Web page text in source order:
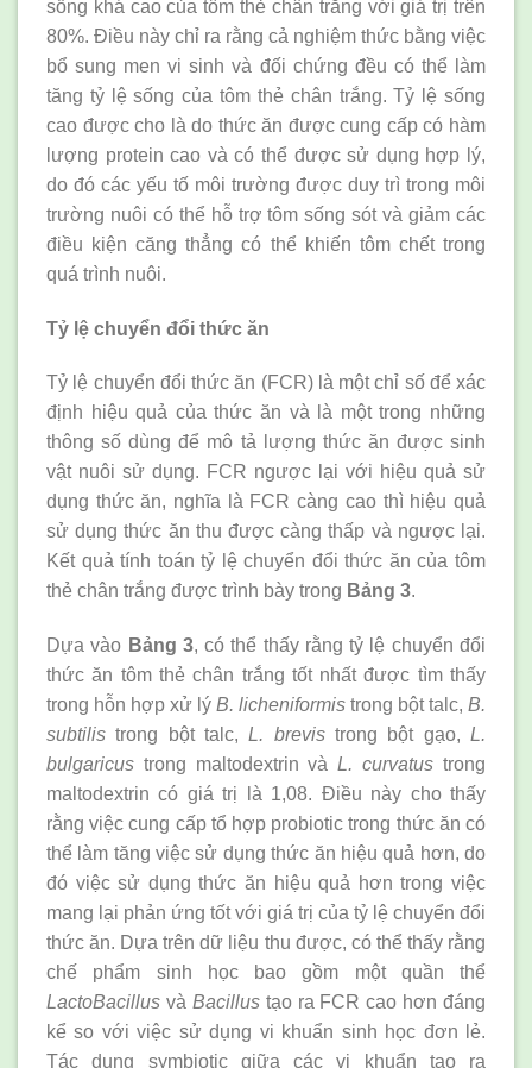
sống khá cao của tôm thẻ chân trắng với giá trị trên
80%. Điều này chỉ ra rằng cả nghiệm thức bằng việc
bổ sung men vi sinh và đối chứng đều có thể làm
tăng tỷ lệ sống của tôm thẻ chân trắng. Tỷ lệ sống
cao được cho là do thức ăn được cung cấp có hàm
lượng protein cao và có thể được sử dụng hợp lý,
do đó các yếu tố môi trường được duy trì trong môi
trường nuôi có thể hỗ trợ tôm sống sót và giảm các
điều kiện căng thẳng có thể khiến tôm chết trong
quá trình nuôi.
Tỷ lệ chuyển đổi thức ăn
Tỷ lệ chuyển đổi thức ăn (FCR) là một chỉ số để xác
định hiệu quả của thức ăn và là một trong những
thông số dùng để mô tả lượng thức ăn được sinh
vật nuôi sử dụng. FCR ngược lại với hiệu quả sử
dụng thức ăn, nghĩa là FCR càng cao thì hiệu quả
sử dụng thức ăn thu được càng thấp và ngược lại.
Kết quả tính toán tỷ lệ chuyển đổi thức ăn của tôm
thẻ chân trắng được trình bày trong Bảng 3.
Dựa vào Bảng 3, có thể thấy rằng tỷ lệ chuyển đổi
thức ăn tôm thẻ chân trắng tốt nhất được tìm thấy
trong hỗn hợp xử lý B. licheniformis trong bột talc, B.
subtilis trong bột talc,L. brevistrong bột gạo,L.
bulgaricus trong maltodextrin vàL. curvatus trong
maltodextrin có giá trị là 1,08. Điều này cho thấy
rằng việc cung cấp tổ hợp probiotic trong thức ăn có
thể làm tăng việc sử dụng thức ăn hiệu quả hơn, do
đó việc sử dụng thức ăn hiệu quả hơn trong việc
mang lại phản ứng tốt với giá trị của tỷ lệ chuyển đổi
thức ăn. Dựa trên dữ liệu thu được, có thể thấy rằng
chế phẩm sinh học bao gồm một quần thể
LactoBacillus và Bacillustạo ra FCR cao hơn đáng
kể so với việc sử dụng vi khuẩn sinh học đơn lẻ.
Tác dụng symbiotic giữa các vi khuẩn tạo ra